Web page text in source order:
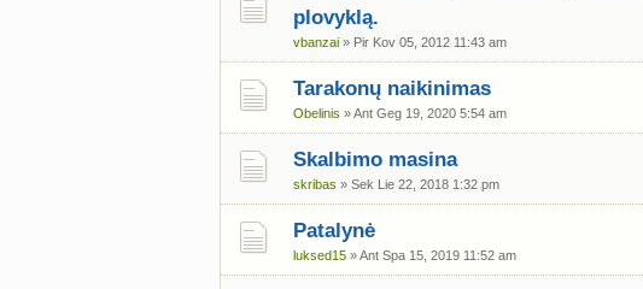
plovyklą.
vbanzai » Pir Kov 05, 2012 11:43 am
Tarakonų naikinimas
Obelinis » Ant Geg 19, 2020 5:54 am
Skalbimo masina
skribas » Sek Lie 22, 2018 1:32 pm
Patalynė
luksed15 » Ant Spa 15, 2019 11:52 am